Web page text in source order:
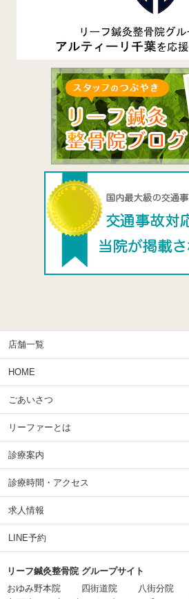
店舗一覧
HOME
ごあいさつ
リーファーとは
診療案内
診療時間・アクセス
求人情報
LINE予約
リーフ鍼灸整骨院 グループサイト
おゆみ野本院
四街道院 八街分院